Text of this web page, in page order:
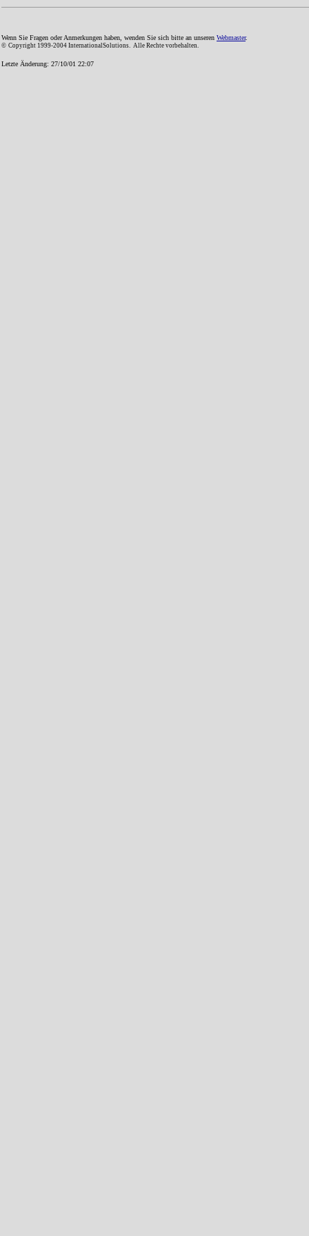
Wenn Sie Fragen oder Anmerkungen haben, wenden Sie sich bitte an unseren Webmaster.
© Copyright 1999-2004 InternationalSolutions. Alle Rechte vorbehalten.
Letzte Änderung: 27/10/01 22:07